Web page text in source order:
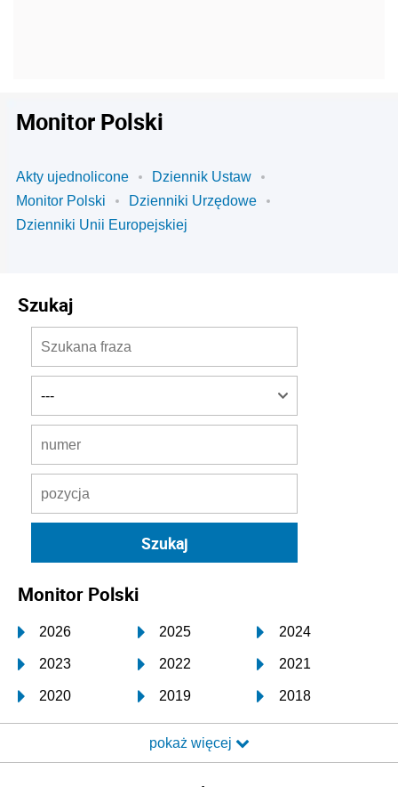
Monitor Polski
Akty ujednolicone
Dziennik Ustaw
Monitor Polski
Dzienniki Urzędowe
Dzienniki Unii Europejskiej
Szukaj
Monitor Polski
2026 2025 2024
2023 2022 2021
2020 2019 2018
2017 2016 2015
2014 2013 2012
pokaż więcej